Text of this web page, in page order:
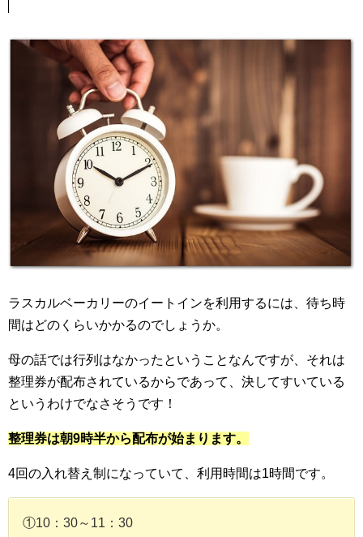
ラスカルベーカリーのイートインを利用するには、待ち時
間はどのくらいかかるのでしょうか。
母の話では行列はなかったということなんですが、それは
整理券が配布されているからであって、決してすいている
というわけでなさそうです！
整理券は朝9時半から配布が始まります。
4回の入れ替え制になっていて、利用時間は1時間です。
①10：30～11：30